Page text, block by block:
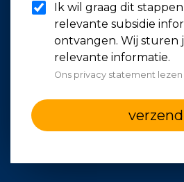
Ik wil graag dit
relevante subsidie
ontvangen. Wij sturen
relevante informatie.
Ons privacy statement lezen
verzend